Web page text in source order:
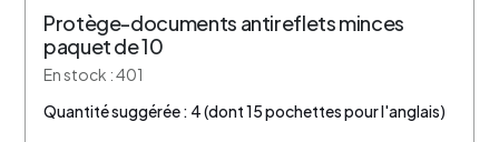
Protège-documents antireflets minces
paquet de 10
En stock : 401
Quantité suggérée : 4 (dont 15 pochettes pour l'anglais)